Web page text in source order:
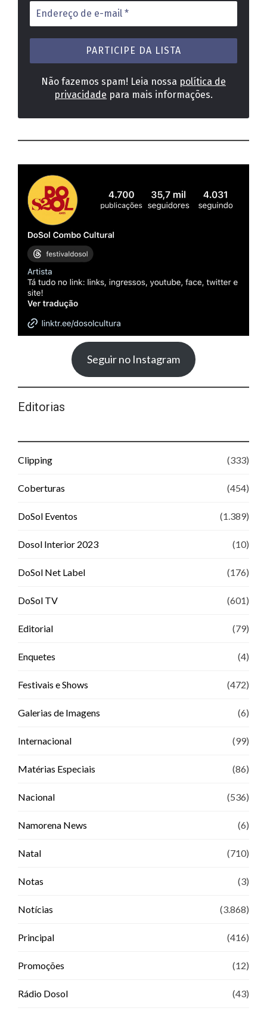
Endereço
de
e-
mail
Não fazemos spam! Leia nossa política de
privacidade para mais informações.
Seguir no Instagram
Editorias
Clipping (333)
Coberturas (454)
DoSol Eventos (1.389)
Dosol Interior 2023 (10)
DoSol Net Label (176)
DoSol TV (601)
Editorial (79)
Enquetes (4)
Festivais e Shows (472)
Galerias de Imagens (6)
Internacional (99)
Matérias Especiais (86)
Nacional (536)
Namorena News (6)
Natal (710)
Notas (3)
Notícias (3.868)
Principal (416)
Promoções (12)
Rádio Dosol (43)